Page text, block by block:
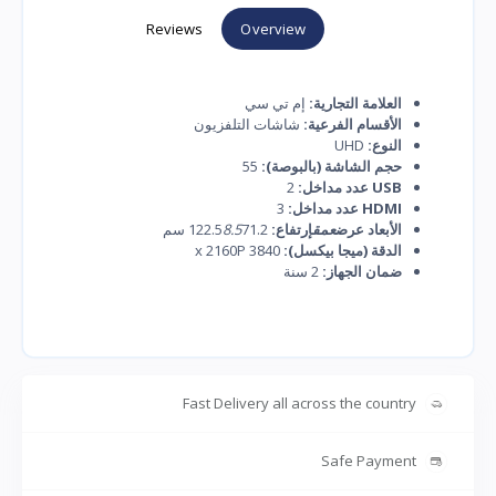
Overview
Reviews
العلامة التجارية: إم تي سي
الأقسام الفرعية: شاشات التلفزيون
النوع:
حجم الشاشة (بالبوصة):
USB عدد مداخل:
HDMI عدد مداخل:
الأبعاد عرضعمقإرتفاع: 8.571.2 سم
الدقة (ميجا بيكسل):
ضمان الجهاز:
Fast Delivery all across the country
Safe Payment